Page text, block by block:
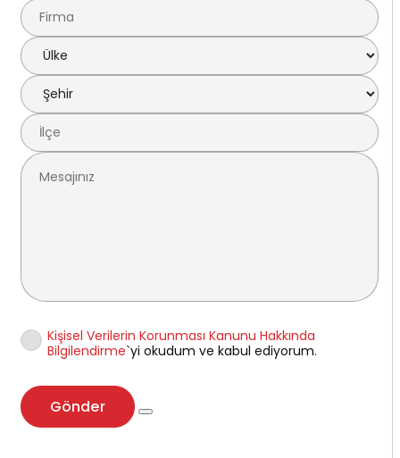
Kişisel Verilerin Korunması Kanunu Hakkında
Bilgilendirme`yi okudum ve kabul ediyorum.
Gönder